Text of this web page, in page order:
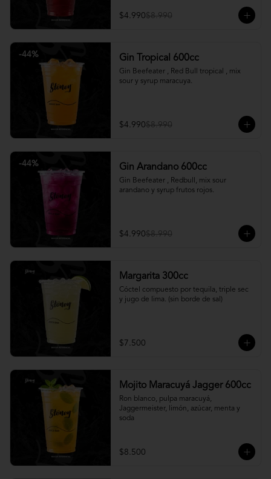
$4.990$8.990
-44% Gin Tropical 600cc
Gin Beefeater , Red Bull tropical , mix
sour y syrup maracuya.
$4.990$8.990
-44% Gin Arandano 600cc
Gin Beefeater , Redbull, mix sour
arandano y syrup frutos rojos.
$4.990$8.990
Margarita 300cc
Cóctel compuesto por tequila, triple sec
y jugo de lima. (sin borde de sal)
$7.500
Mojito Maracuyá Jagger 600cc
Ron blanco, pulpa maracuyá,
Jaggermeister, limón, azúcar, menta y
soda
$8.500